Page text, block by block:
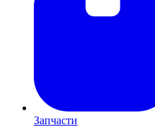
Запчасти